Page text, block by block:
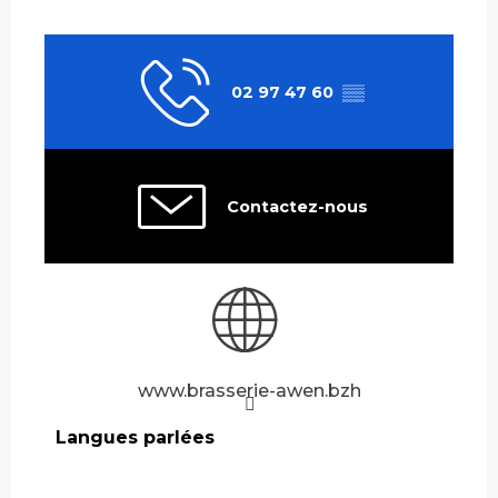
02 97 47 60 ▒▒
Contactez-nous
www.brasserie-awen.bzh
Langues parlées
Langues parlées